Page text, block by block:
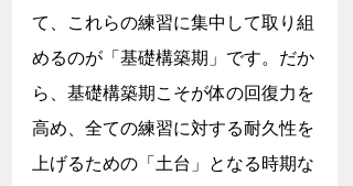
て、これらの練習に集中して取り組
めるのが「基礎構築期」です。だか
ら、基礎構築期こそが体の回復力を
高め、全ての練習に対する耐久性を
上げるための「土台」となる時期な